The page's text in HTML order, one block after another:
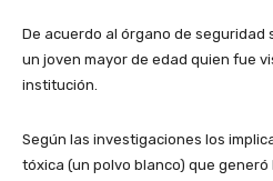
De acuerdo al órgano de seguridad
un joven mayor de edad quien fue
institución.
Según las investigaciones los
tóxica (un polvo blanco) que